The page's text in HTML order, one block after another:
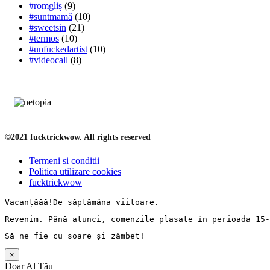
#romgliș (9)
#suntmamă (10)
#sweetsin (21)
#termos (10)
#unfuckedartist (10)
#videocall (8)
©2021 fucktrickwow. All rights reserved
Termeni si conditii
Politica utilizare cookies
fucktrickwow
Vacanțăăă!De săptămâna viitoare.
Revenim. Până atunci, comenzile plasate în perioada
Să ne fie cu soare și zâmbet !
×
Doar Al Tău